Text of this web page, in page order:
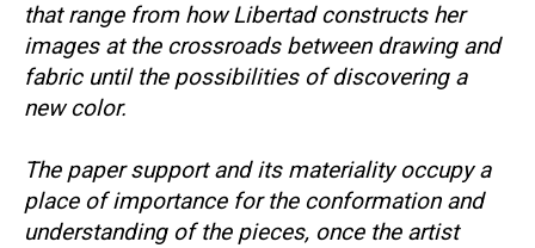
that range from how Libertad constructs her
images at the crossroads between drawing and
fabric until the possibilities of discovering a
new color.
The paper support and its materiality occupy a
place of importance for the conformation and
understanding of the pieces, once the artist